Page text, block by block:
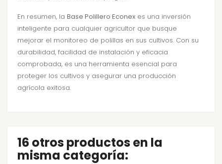
En resumen, la Base Polillero Econex es una inversión
inteligente para cualquier agricultor que busque
mejorar el monitoreo de polillas en sus cultivos. Con su
durabilidad, facilidad de instalación y eficacia
comprobada, es una herramienta esencial para
proteger los cultivos y asegurar una producción
agrícola exitosa.
16 otros productos en la
misma categoría: